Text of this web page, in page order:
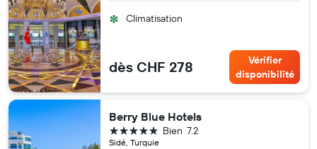
Climatisation
dès CHF 278
Vérifier
disponibilité
Berry Blue Hotels
Sidé, Turquie
7.2
Bien
5 étoiles